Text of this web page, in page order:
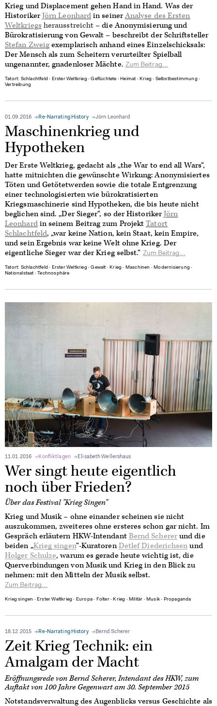
Krieg und Displacement gehen Hand in Hand. Was der
HistorikerJörn Leonhardin seinerAnalyse des Ersten
Weltkriegs herausstreicht – die Anonymisierung und
Bürokratisierung von Gewalt – beschreibt der Schriftsteller
Stefan Zweigexemplarisch anhand eines Einzelschicksals:
Der Mensch als zum Scheitern verurteilter Spielball
ungenannter, gnadenloser Mächte. Zum Beitrag...
Tatort: Schlachtfeld ∙ Erster Weltkrieg ∙Geflüchtete ∙ Heimat ∙ Krieg ∙ Selbstbestimmung ∙
Vertreibung
01.09.2016 Re-Narrating History Jörn Leonhard
Maschinenkrieg und
Hypotheken
Der Erste Weltkrieg, gedacht als „the War to end all Wars“,
hatte mitnichten die gewünschte Wirkung: Anonymisiertes
Töten und Getötetwerden sowie die totale Entgrenzung
einer technologisierten wie bürokratisierten
Kriegsmaschinerie sind Hypotheken, die bis heute nicht
beglichen sind. „Der Sieger“, so der HistorikerJörn
Leonhardin seinem Beitrag zum ProjektTatort
Schlachtfeld, „war keine Nation, kein Staat, kein Empire,
und sein Ergebnis war keine Welt ohne Krieg. Der
eigentliche Sieger war der Krieg selbst.“ Zum Beitrag...
Tatort: Schlachtfeld ∙ Erster Weltkrieg ∙Gewalt ∙ Krieg ∙ Maschinen ∙ Modernisierung ∙
Nationalstaat ∙ Technosphäre
11.01.2016 Konfliktlagen Elisabeth Wellershaus
Wer singt heute eigentlich
noch über Frieden?
Über das Festival "Krieg Singen"
Krieg und Musik – ohne einander scheinen sie nicht
auszukommen, zweiteres ohne ersteres schon gar nicht. Im
Gespräch erläutern HKW-IntendantBernd Schererund die
beiden „Krieg singen“-KuratorenDetlef Diederichsenund
Holger Schulze, warum es gerade heute wichtig ist, die
Querverbindungen von Musik und Krieg in den Blick zu
nehmen: mit den Mitteln der Musik selbst.
Zum Beitrag...
Krieg singen ∙ Erster Weltkrieg ∙ Europa ∙ Folter∙ Krieg ∙ Militär ∙ Musik ∙ Propaganda
18.12.2015 Re-Narrating History Bernd Scherer
Zeit Krieg Technik: ein
Amalgam der Macht
Eröffnungsrede von Bernd Scherer, Intendant des HKW, zum
Auftakt von 100 Jahre Gegenwart am 30. September 2015
Notstandsverwaltung des Augenblicks versus Geschichte als